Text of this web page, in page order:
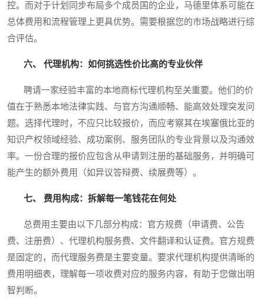
控。而对于计划同步布局多个成员国的企业，马德里体系可能在
总体费用和流程管理上更具优势。需要根据您的市场战略进行综
合评估。
六、 代理机构：如何挑选性价比高的专业伙伴
聘请一家经验丰富的本地商标代理机构至关重要。他们的价
值在于熟悉本地法律实践、与官方沟通顺畅、能高效处理突发问
题。选择代理时，不应只比较报价，而应考察其在埃塞俄比亚的
知识产权领域经验、成功案例、服务团队的专业背景以及沟通效
率。一份合理的报价应包含从申请到注册的基础服务，并明确可
能产生的额外费用（如异议答辩费、续展费等）。
七、 费用构成：拆解每一笔钱花在何处
总费用主要由以下几部分构成：官方规费（申请费、公告
费、注册费）、代理机构服务费、文件翻译和认证费。官方规费
是固定的，而代理服务费是主要变量。要求代理机构提供清晰的
费用明细表，理解每一项收费对应的服务内容，有助于您做出明
智判断。